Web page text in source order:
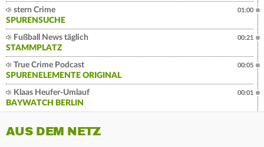
stern Crime
SPURENSUCHE
01:00
Fußball News täglich
STAMMPLATZ
00:21
True Crime Podcast
SPURENELEMENTE ORIGINAL
00:05
Klaas Heufer-Umlauf
BAYWATCH BERLIN
00:01
AUS DEM NETZ